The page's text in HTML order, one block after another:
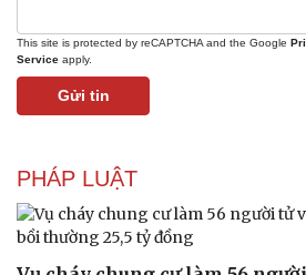
Thể thao
Bóng đá
Lịch thi đấu bóng đá
Hậu trường
This site is protected by reCAPTCHA and the Google
Service apply.
Gửi tin
PHÁP LUẬT